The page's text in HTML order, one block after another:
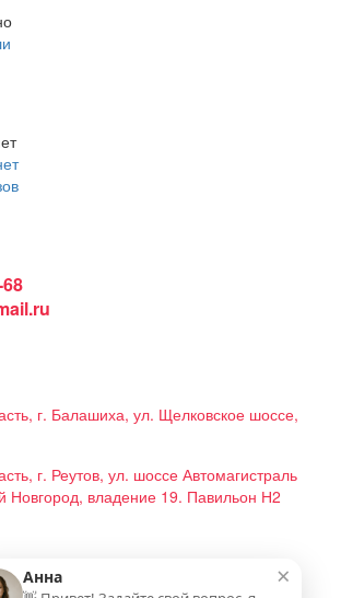
г. Балашиха, ул. Щелковское шоссе,
г. Реутов, ул. шоссе Автомагистраль
Новгород, владение 19. Павильон Н2
×
Анна